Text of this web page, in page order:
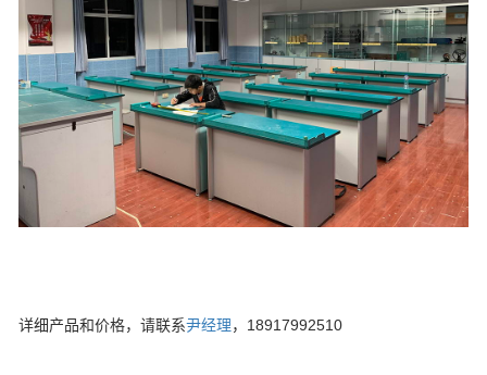
详细产品和价格，请联系尹经理，18917992510